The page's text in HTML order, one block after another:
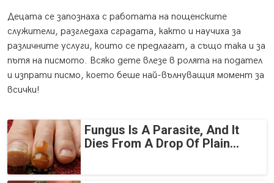
Децата се запознаха с работата на пощенските
служители, разгледаха сградата, както и научиха за
различните услуги, които се предлагат, а също така и за
пътя на писмото. Всяко дете влезе в ролята на подател
и изпрати писмо, което беше най-вълнуващия момент за
всички!
Fungus Is A Parasite, And It
Dies From A Drop Of Plain...